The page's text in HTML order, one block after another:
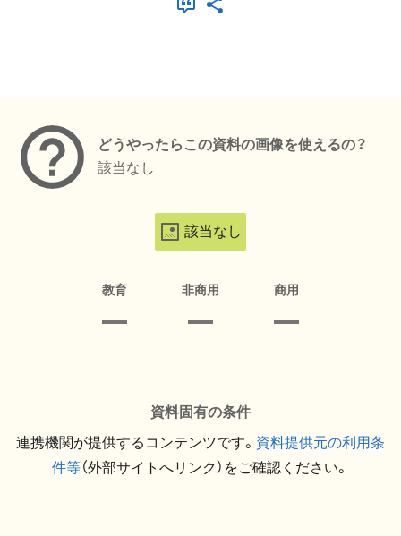
どうやったらこの資料の画像を使えるの？
該当なし
該当なし
教育 非商用 商用
資料固有の条件
連携機関が提供するコンテンツです。 資料提供元の利用条
件等（外部サイトへリンク）をご確認ください。